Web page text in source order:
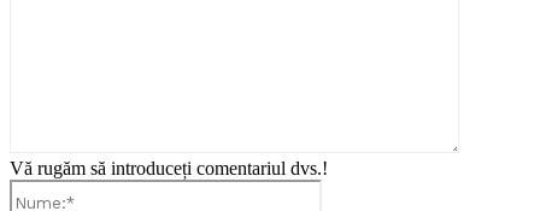
Vă rugăm să introduceți comentariul dvs.!